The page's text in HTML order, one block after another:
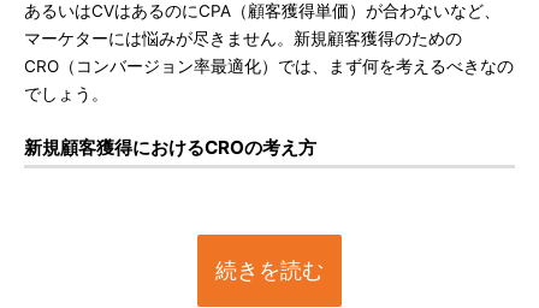
あるいはCVはあるのにCPA（顧客獲得単価）が合わないなど、
マーケターには悩みが尽きません。新規顧客獲得のための
CRO（コンバージョン率最適化）では、まず何を考えるべきなの
でしょう。
新規顧客獲得におけるCROの考え方
続きを読む